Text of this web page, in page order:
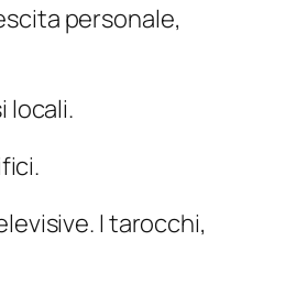
personale,
locali.
I tarocchi,